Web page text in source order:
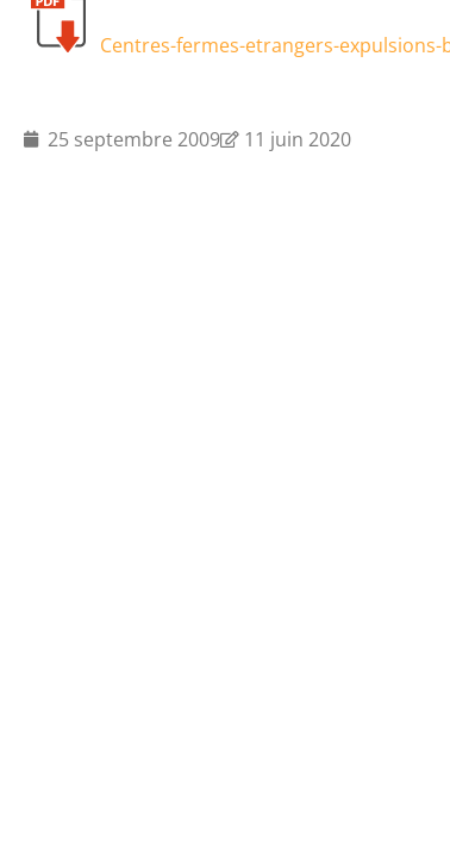
Centres-fermes-etrangers-expulsions-
25 septembre 2009 11 juin 2020